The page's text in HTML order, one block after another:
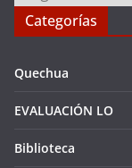
Categorías
Quechua
EVALUACIÓN LO
Biblioteca